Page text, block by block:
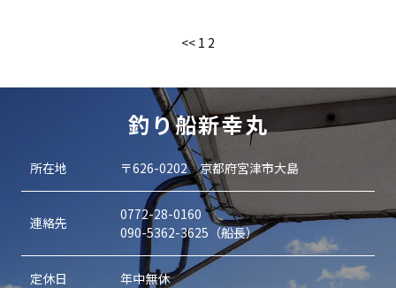
<< 1 2
釣り船新幸丸
所在地 〒626-0202 京都府宮津市大島
連絡先
0772-28-0160
090-5362-3625（船長）
定休日 年中無休